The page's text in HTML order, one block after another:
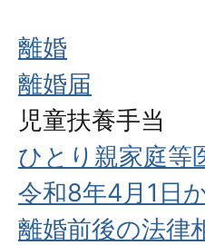
離婚
離婚届
児童扶養手当
ひとり親家庭等
令和8年4月1日
離婚前後の法律